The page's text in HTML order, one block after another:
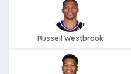
Russell Westbrook